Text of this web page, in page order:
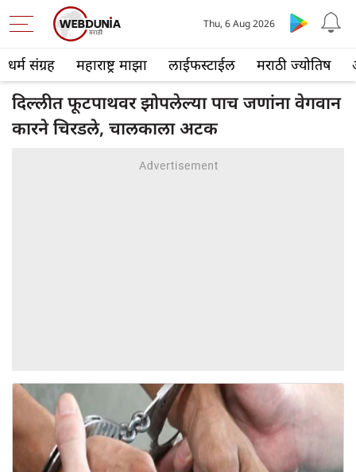
धर्म संग्रह महाराष्ट्र माझा लाईफस्टाईल मराठी ज्योतिष
Thu, 6 Aug 2026
दिल्लीत फूटपाथवर झोपलेल्या पाच जणांना वेगवान
कारने चिरडले, चालकाला अटक